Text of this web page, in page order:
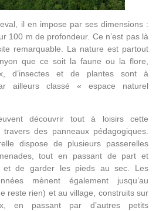
il en impose par ses dimensions :
100 m de profondeur. Ce n’est pas là
remarquable. La nature est partout
que ce soit la faune ou la flore,
d’insectes et de plantes sont à
ailleurs classé « espace naturel
découvrir tout à loisirs cette
des panneaux pédagogiques.
dispose de plusieurs passerelles
tout en passant de part et
et de garder les pieds au sec. Les
mènent également jusqu’au
reste rien) et au village, construits sur
en passant par d’autres petits